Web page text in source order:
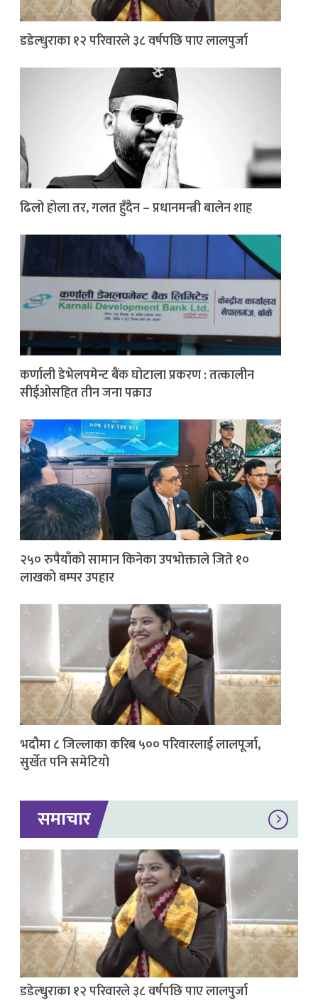
डडेल्धुराका १२ परिवारले ३८ वर्षपछि पाए लालपुर्जा
ढिलो होला तर, गलत हुँदैन – प्रधानमन्त्री बालेन शाह
कर्णाली डेभेलपमेन्ट बैंक घोटाला प्रकरण : तत्कालीन
सीईओसहित तीन जना पक्राउ
२५० रुपैयाँको सामान किनेका उपभोक्ताले जिते १०
लाखको बम्पर उपहार
भदौमा ८ जिल्लाका करिब ५०० परिवारलाई लालपूर्जा,
सुर्खेत पनि समेटियो
समाचार
डडेल्धुराका १२ परिवारले ३८ वर्षपछि पाए लालपुर्जा